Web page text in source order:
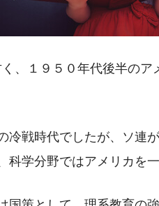
、１９５０年代後半の
冷戦時代でしたが、ソ連
科学分野ではアメリカを